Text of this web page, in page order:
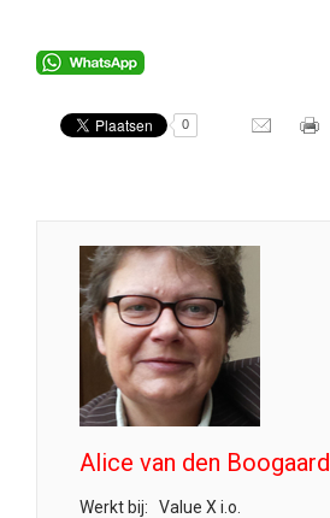
0
Alice van den Boogaard
Werkt bij:
Value X i.o.